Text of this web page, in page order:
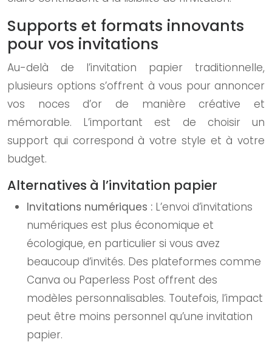
Supports et formats innovants
pour vos invitations
Au-delà de l’invitation papier traditionnelle,
plusieurs options s’offrent à vous pour annoncer
vos noces d’or de manière créative et
mémorable. L’important est de choisir un
support qui correspond à votre style et à votre
budget.
Alternatives à l’invitation papier
Invitations numériques : L’envoi d’invitations
numériques est plus économique et
écologique, en particulier si vous avez
beaucoup d’invités. Des plateformes comme
Canva ou Paperless Post offrent des
modèles personnalisables. Toutefois, l’impact
peut être moins personnel qu’une invitation
papier.